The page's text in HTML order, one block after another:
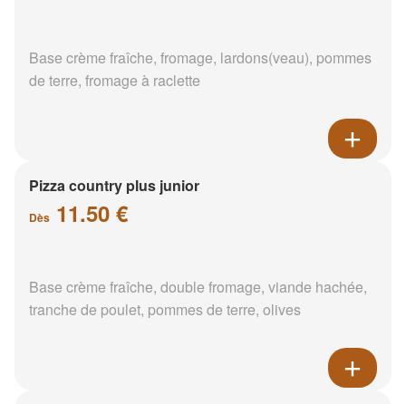
Base crème fraîche, fromage, lardons(veau), pommes
de terre, fromage à raclette
Pizza country plus junior
Dès 11.50 €
Base crème fraîche, double fromage, viande hachée,
tranche de poulet, pommes de terre, olives